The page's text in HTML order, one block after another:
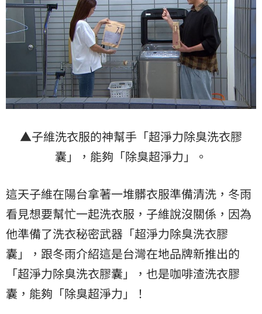
▲子維洗衣服的神幫手「超淨力除臭洗衣膠
囊」，能夠「除臭超淨力」。
這天子維在陽台拿著一堆髒衣服準備清洗，冬雨
看見想要幫忙一起洗衣服，子維說沒關係，因為
他準備了洗衣秘密武器「超淨力除臭洗衣膠
囊」，跟冬雨介紹這是台灣在地品牌新推出的
「超淨力除臭洗衣膠囊」，也是咖啡渣洗衣膠
囊，能夠「除臭超淨力」！